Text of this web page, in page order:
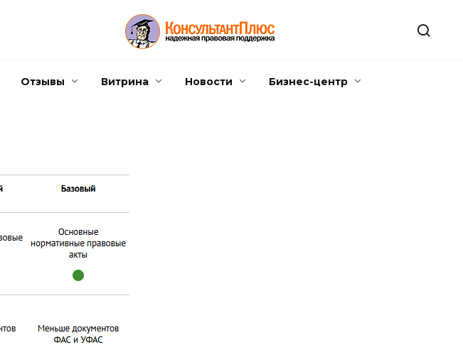
Отзывы Витрина Новости Бизнес-центр